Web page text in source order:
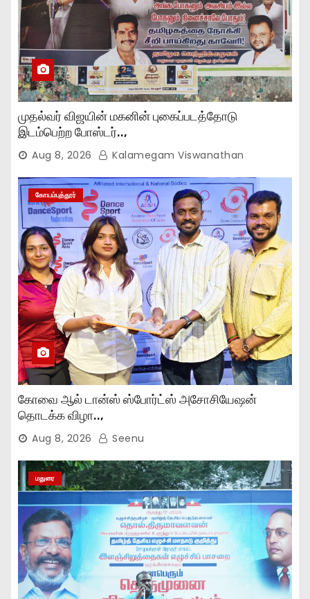
முதல்வர் விஜயின் மகனின் புகைப்படத்தோடு
இடம்பெற்ற போஸ்டர்..,
Aug 8, 2026 Kalamegam Viswanathan
கோயம்புத்தூர்
கோவை ஆல் டான்ஸ் ஸ்போர்ட்ஸ் அசோசியேஷன்
தொடக்க விழா..,
Aug 8, 2026 Seenu
மதுரை